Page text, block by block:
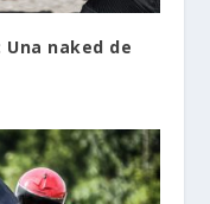
Una naked de